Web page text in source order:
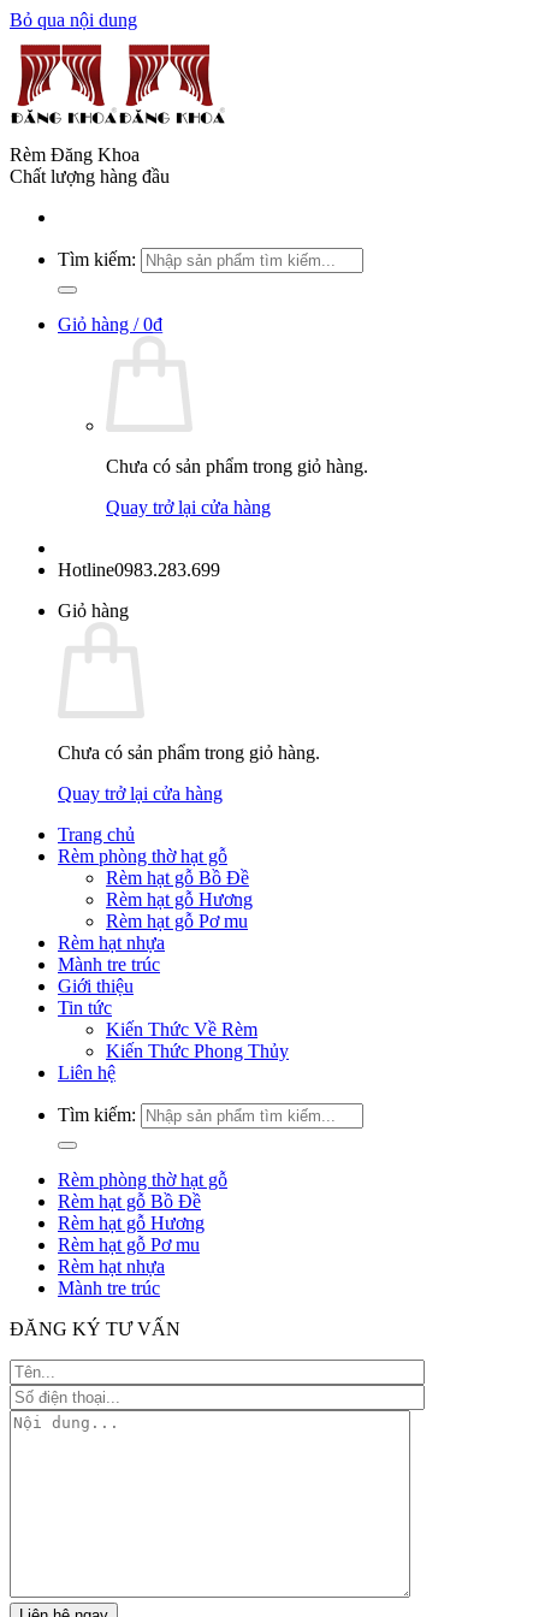
Bỏ qua nội dung
Rèm Đăng Khoa
Chất lượng hàng đầu
Tìm kiếm:
Giỏ hàng /0₫
Chưa có sản phẩm trong giỏ hàng.
Quay trở lại cửa hàng
Hotline0983.283.699
Giỏ hàng
Chưa có sản phẩm trong giỏ hàng.
Quay trở lại cửa hàng
Trang chủ
Rèm phòng thờ hạt gỗ
Rèm hạt gỗ Bồ Đề
Rèm hạt gỗ Hương
Rèm hạt gỗ Pơ mu
Rèm hạt nhựa
Mành tre trúc
Giới thiệu
Tin tức
Kiến Thức Về Rèm
Kiến Thức Phong Thủy
Liên hệ
Tìm kiếm:
Rèm phòng thờ hạt gỗ
Rèm hạt gỗ Bồ Đề
Rèm hạt gỗ Hương
Rèm hạt gỗ Pơ mu
Rèm hạt nhựa
Mành tre trúc
ĐĂNG KÝ TƯ VẤN